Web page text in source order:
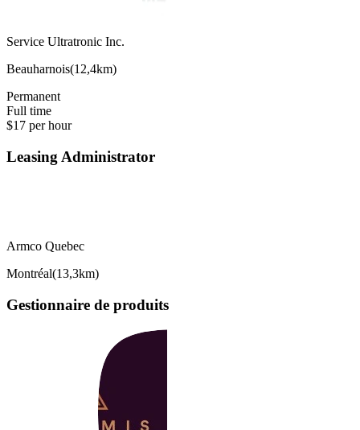
Service Ultratronic Inc.
Beauharnois(12,4km)
Permanent
Full time
$17 per hour
Leasing Administrator
Armco Quebec
Montréal(13,3km)
Gestionnaire de produits